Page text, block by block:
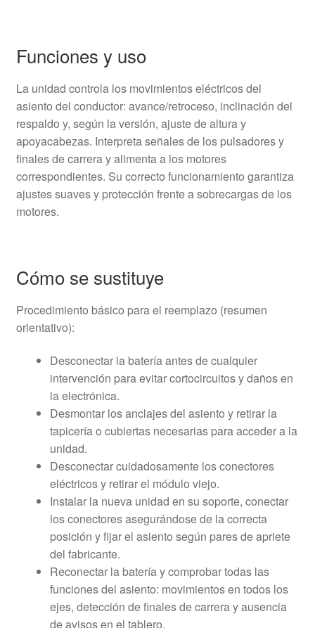
Funciones y uso
La unidad controla los movimientos eléctricos del
asiento del conductor: avance/retroceso, inclinación del
respaldo y, según la versión, ajuste de altura y
apoyacabezas. Interpreta señales de los pulsadores y
finales de carrera y alimenta a los motores
correspondientes. Su correcto funcionamiento garantiza
ajustes suaves y protección frente a sobrecargas de los
motores.
Cómo se sustituye
Procedimiento básico para el reemplazo (resumen
orientativo):
Desconectar la batería antes de cualquier
intervención para evitar cortocircuitos y daños en
la electrónica.
Desmontar los anclajes del asiento y retirar la
tapicería o cubiertas necesarias para acceder a la
unidad.
Desconectar cuidadosamente los conectores
eléctricos y retirar el módulo viejo.
Instalar la nueva unidad en su soporte, conectar
los conectores asegurándose de la correcta
posición y fijar el asiento según pares de apriete
del fabricante.
Reconectar la batería y comprobar todas las
funciones del asiento: movimientos en todos los
ejes, detección de finales de carrera y ausencia
de avisos en el tablero.